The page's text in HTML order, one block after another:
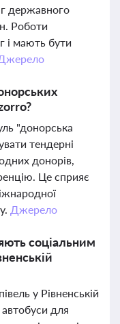
державного
Роботи
і мають бути
"донорська
тендерні
донорів,
Це сприяє
Джерело
соціальним
у Рівненській
автобуси для